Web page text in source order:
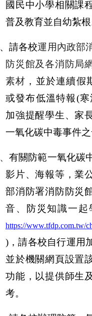
國民中小學相關課
普及教育並自幼紮根
、請各校運用內政部
防災館及各消防局
素材 ，並於連續假
或發布低溫特報(
加強提醒學生、家
一氧化碳中毒事件之
、 有關防範一氧化碳
影片、海報等，業
部消防署消防防災
音、防災知識一起
https://www.tfdp.com.tw/
) ，請各校自行運用
並於機關網頁設置
功能，以提供師生
考。